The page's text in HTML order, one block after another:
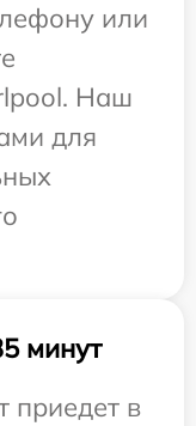
или
Наш
для
минут
приедет в